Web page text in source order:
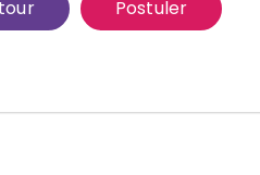
Postuler